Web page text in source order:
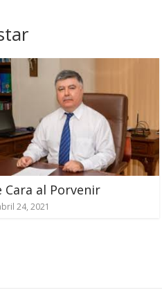
Cara al Porvenir
24, 2021